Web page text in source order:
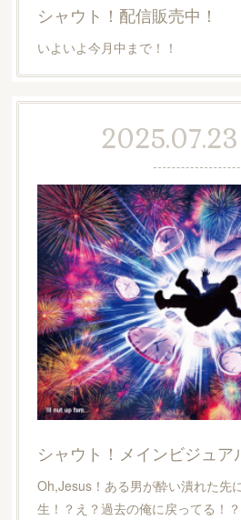
シャウト！配信販売中！
いよいよ今月中まで！！
2025.07.23
シャウト！メインビジュア
Oh,Jesus！ある男が酔い潰れた先
生！？え？過去の俺に戻ってる！